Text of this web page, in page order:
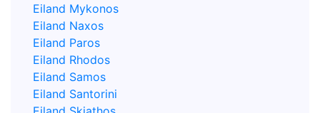
Eiland Mykonos
Eiland Naxos
Eiland Paros
Eiland Rhodos
Eiland Samos
Eiland Santorini